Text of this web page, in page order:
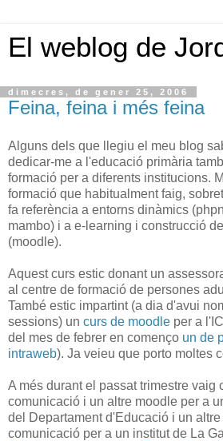
El weblog de
dimecres, de gener 25, 2006
Feina, feina i més feina
Alguns dels que llegiu el meu blog
dedicar-me a l'educació primària
formació per a diferents institucions.
formació que habitualment faig,
fa referència a entorns dinàmics
mambo) i a e-learning i construcció
(moodle).
Aquest curs estic donant un
al centre de formació de persones
També estic impartint (a dia d'avui
sessions) un curs de moodle per a
del mes de febrer en començo un de
intraweb). Ja veieu que porto moltes
A més durant el passat trimestre vaig
comunicació i un altre moodle per a
del Departament d'Educació i un
comunicació per a un institut de La